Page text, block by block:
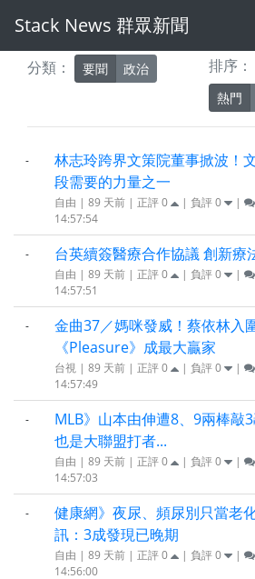
Stack News 群眾新聞
分類： 要聞 政治 排序：
熱門
-
林志玲跨界文策院董事掀波！
段需要的力量之一
自由 | 89 天前 | 正評0 | 負評0 |
14:57:54
- 台英續簽醫療合作協議 創新療
自由 | 89 天前 | 正評0 | 負評0 |
14:57:51
-
金曲37／媽咪發威！蔡依林入
《Pleasure》成最大贏家
台視 | 89 天前 | 正評0 | 負評0 |
14:57:49
-
MLB》山本由伸遭8、9兩棒敲
也是大聯盟打者...
自由 | 89 天前 | 正評0 | 負評0 |
14:57:03
-
健康網》夜尿、頻尿別只當老
訊：3成發現已晚期
自由 | 89 天前 | 正評0 | 負評0 |
14:56:00